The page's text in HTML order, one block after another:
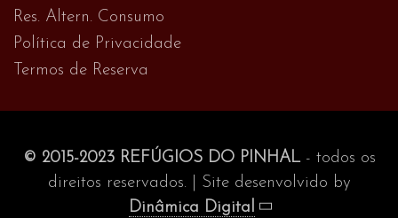
Res. Altern. Consumo
Política de Privacidade
Termos de Reserva
© 2015-2023 REFÚGIOS DO PINHAL- todos os
direitos reservados. | Site desenvolvido by
Dinâmica Digital